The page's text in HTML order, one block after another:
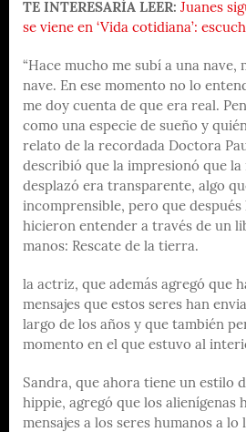
TE INTERESARÍA LEER: Juanes
se viene en ‘Vida cotidiana’:
“Hace mucho me subí a una nave,
nave. En ese momento no lo
me doy cuenta de que era real.
como una especie de sueño y
relato de la recordada Doctora
describió que la impresionó que la
desplazó era transparente, algo
incomprensible, pero que
hicieron entender a través de un
manos: Rescate de la tierra.
la actriz, que además agregó que
mensajes que estos seres han
largo de los años y que también
momento en el que estuvo al
Sandra, que ahora tiene un estilo
hippie, agregó que los alienígenas
mensajes a los seres humanos a lo